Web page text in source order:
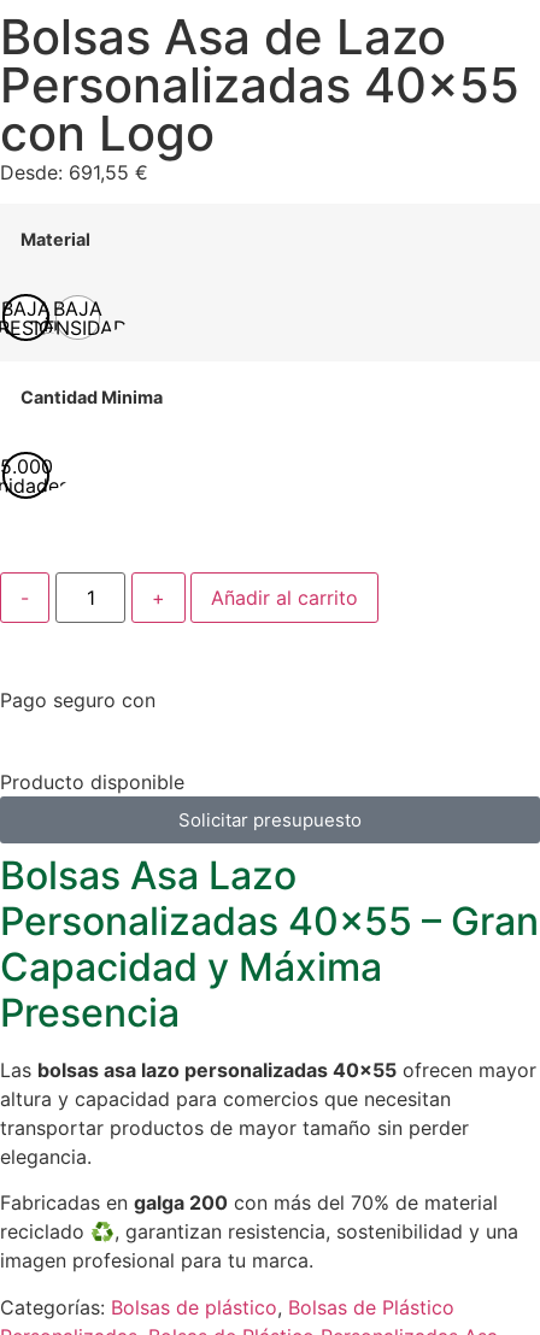
Bolsas Asa de Lazo
Personalizadas 40×55
con Logo
Desde: 691,55 €
Material
BAJABAJA
DENSIDAD
Cantidad Minima
5.000
- + Añadir al carrito
Pago seguro con
Producto disponible
Solicitar presupuesto
Bolsas Asa Lazo
Personalizadas 40×55 – Gran
Capacidad y Máxima
Presencia
Las bolsas asa lazo personalizadas 40×55 ofrecen mayor
altura y capacidad para comercios que necesitan
transportar productos de mayor tamaño sin perder
elegancia.
Fabricadas en galga 200 con más del 70% de material
reciclado ♻, garantizan resistencia, sostenibilidad y una
imagen profesional para tu marca.
Categorías: Bolsas de plástico, Bolsas de Plástico